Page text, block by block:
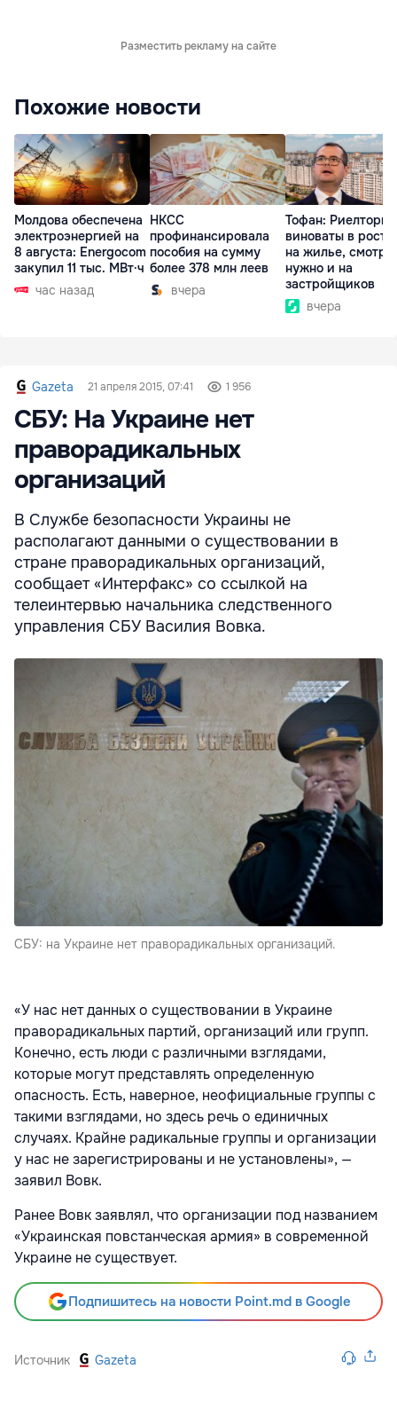
Разместить рекламу на сайте
Похожие новости
Молдова обеспечена
электроэнергией на
8 августа: Energocom
закупил 11 тыс. МВт·ч
час назад
НКСС
профинансировала
пособия на сумму
более 378 млн леев
вчера
Тофан: Риелторы
виноваты в росте
на жилье,
нужно и на
застройщиков
вчера
Gazeta 21 апреля 2015, 07:41 1 956
СБУ: На Украине нет
праворадикальных
организаций
В Службе безопасности Украины не
располагают данными о существовании в
стране праворадикальных организаций,
сообщает «Интерфакс» со ссылкой на
телеинтервью начальника следственного
управления СБУ Василия Вовка.
СБУ: на Украине нет праворадикальных организаций.
«У нас нет данных о существовании в Украине
праворадикальных партий, организаций или групп.
Конечно, есть люди с различными взглядами,
которые могут представлять определенную
опасность. Есть, наверное, неофициальные группы с
такими взглядами, но здесь речь о единичных
случаях. Крайне радикальные группы и организации
у нас не зарегистрированы и не установлены», —
заявил Вовк.
Ранее Вовк заявлял, что организации под названием
«Украинская повстанческая армия» в современной
Украине не существует.
Подпишитесь на новости Point.md в Google
Источник Gazeta